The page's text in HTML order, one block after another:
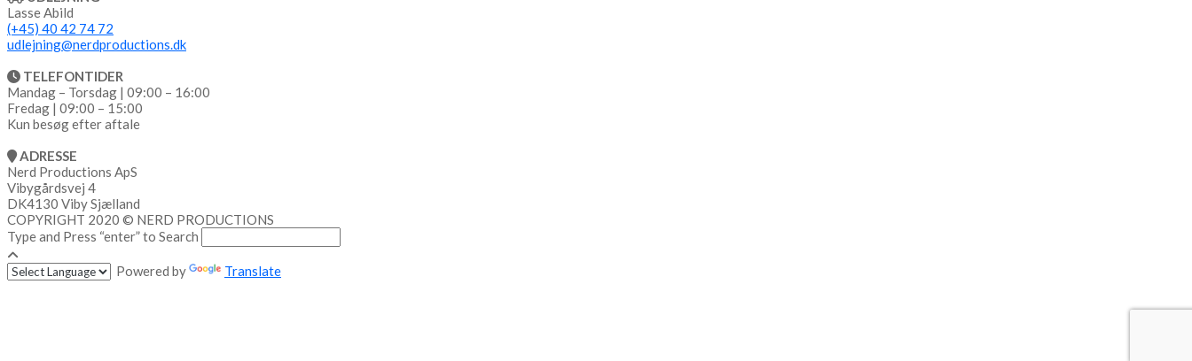
Lasse Abild
(+45) 40 42 74 72
udlejning@nerdproductions.dk
TELEFONTIDER
Mandag – Torsdag | 09:00 – 16:00
Fredag | 09:00 – 15:00
Kun besøg efter aftale
ADRESSE
Nerd Productions ApS
Vibygårdsvej 4
DK4130 Viby Sjælland
COPYRIGHT 2020 © NERD PRODUCTIONS
Type and Press “enter” to Search
Powered by Translate